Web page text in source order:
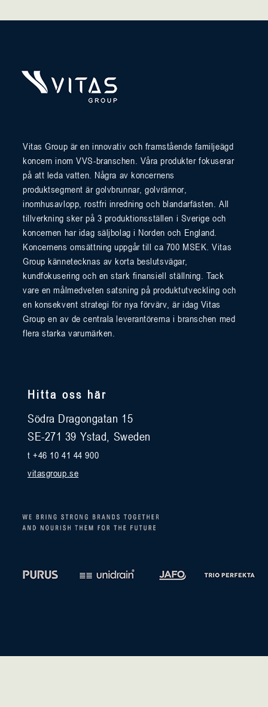
Vitas Group är en innovativ och framstående familjeägd
koncern inom VVS-branschen. Våra produkter fokuserar
på att leda vatten. Några av koncernens
produktsegment är golvbrunnar, golvrännor,
inomhusavlopp, rostfri inredning och blandarfästen. All
tillverkning sker på 3 produktionsställen i Sverige och
koncernen har idag säljbolag i Norden och England.
Koncernens omsättning uppgår till ca 700 MSEK. Vitas
Group kännetecknas av korta beslutsvägar,
kundfokusering och en stark finansiell ställning. Tack
vare en målmedveten satsning på produktutveckling och
en konsekvent strategi för nya förvärv, är idag Vitas
Group en av de centrala leverantörerna i branschen med
flera starka varumärken.
Hitta oss här
Södra Dragongatan 15
SE-271 39 Ystad, Sweden
t +46 10 41 44 900
vitasgroup.se